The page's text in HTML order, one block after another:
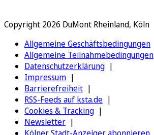
Copyright 2026 DuMont Rheinland, Köln
Allgemeine Geschäftsbedingungen
Allgemeine Teilnahmebedingungen
Datenschutzerklärung
Impressum
Barrierefreiheit
RSS-Feeds auf ksta.de
Cookies & Tracking
Newsletter